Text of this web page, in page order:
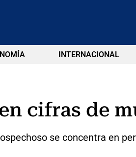
INTERNACIONAL
cifras de
se concentra en